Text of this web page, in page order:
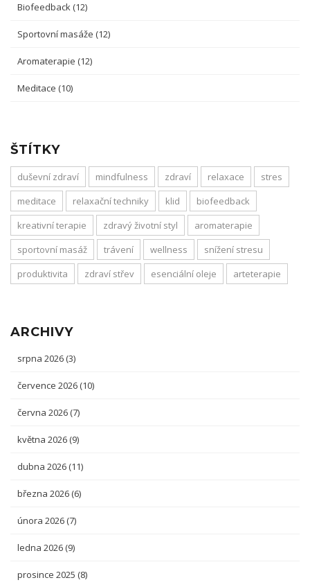
Biofeedback (12)
Sportovní masáže (12)
Aromaterapie (12)
Meditace (10)
ŠTÍTKY
duševní zdraví mindfulness zdraví relaxace
stres
meditace
relaxační techniky klid
biofeedback
kreativní terapie
zdravý životní styl
aromaterapie
sportovní masáž
trávení wellness
snížení stresu
produktivita
zdraví střev esenciální oleje arteterapie
ARCHIVY
srpna 2026 (3)
července 2026 (10)
června 2026 (7)
května 2026 (9)
dubna 2026 (11)
března 2026 (6)
února 2026 (7)
ledna 2026 (9)
prosince 2025 (8)